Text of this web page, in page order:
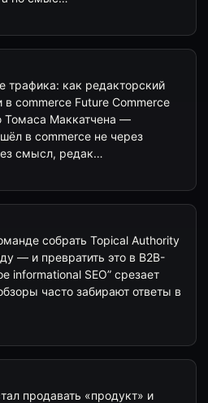
трафика: как редакторский
в commerce Future Commerce
Томаса Маккатчена —
в commerce не через
смысл, редак…
собрать Topical Authority
— и превратить это в B2B-
informational SEO” срезает
часто забирают ответы в
продавать «продукт» и